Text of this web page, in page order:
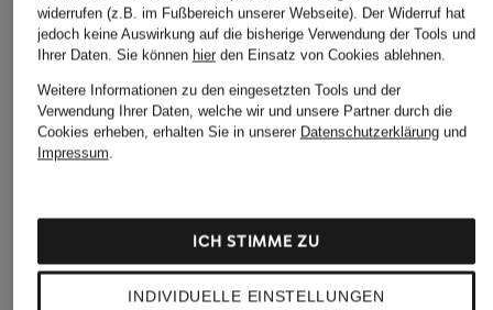
Betty Barclay
Culotte
LUISA CERANO
Marlenehose
279,95 €
darling harbour
Marlenehose
99,99 €
widerrufen (z.B. im Fußbereich unserer Webseite). Der Widerruf hat
jedoch keine Auswirkung auf die bisherige Verwendung der Tools und
Ihrer Daten. Sie können hierden Einsatz von Cookies ablehnen.
Weitere Informationen zu den eingesetzten Tools und der
Verwendung Ihrer Daten, welche wir und unsere Partner durch die
Cookies erheben, erhalten Sie in unserer Datenschutzerklärungund
Impressum.
INDIVIDUELLE EINSTELLUNGEN
ICH STIMME ZU